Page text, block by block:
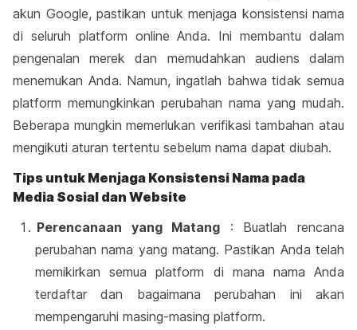
akun Google, pastikan untuk menjaga konsistensi nama
di seluruh platform online Anda. Ini membantu dalam
pengenalan merek dan memudahkan audiens dalam
menemukan Anda. Namun, ingatlah bahwa tidak semua
platform memungkinkan perubahan nama yang mudah.
Beberapa mungkin memerlukan verifikasi tambahan atau
mengikuti aturan tertentu sebelum nama dapat diubah.
Tips untuk Menjaga Konsistensi Nama pada
Media Sosial dan Website
Perencanaan yang Matang : Buatlah rencana
perubahan nama yang matang. Pastikan Anda telah
memikirkan semua platform di mana nama Anda
terdaftar dan bagaimana perubahan ini akan
mempengaruhi masing-masing platform.